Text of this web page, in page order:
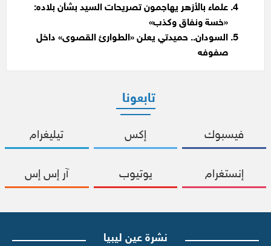
علماء بالأزهر يهاجمون تصريحات السيد بشأن بلاده:
«خسة ونفاق وكذب»
السودان.. حميدتي يعلن «الطوارئ القصوى» داخل
صفوفه
تابعونا
فيسبوك إكس تيليغرام
إنستغرام يوتيوب آر إس إس
نشرة عين ليبيا